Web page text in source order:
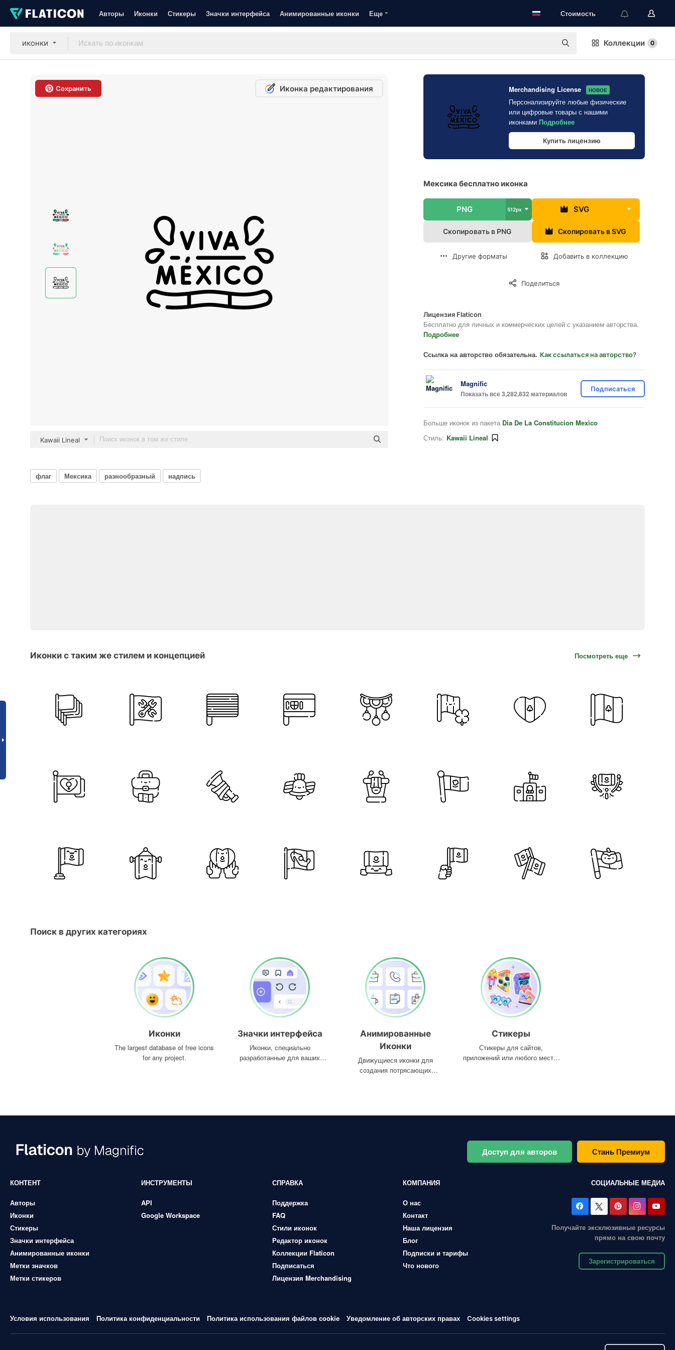
Авторы Иконки Стикеры Значки интерфейса Анимированные иконки Еще Стоимость
иконки Коллекции 0
Сохранить Иконка редактирования
Kawaii Lineal
Merchandising License НОВОЕ
Персонализируйте любые физические
или цифровые товары с нашими
иконками Подробнее
Купить лицензию
Мексика бесплатно иконка
PNG 512px SVG
Скопировать в PNG Скопировать в SVG
Другие форматы Добавить в коллекцию
Поделиться
Лицензия Flaticon
Бесплатно для личных и коммерческих целей с указанием авторства.
Подробнее
Ссылка на авторство обязательна. Как ссылаться на авторство?
Magnific
Показать все 3,282,832 материалов
Подписаться
Больше иконок из пакета Dia De La Constitucion Mexico
Стиль: Kawaii Lineal
флаг Мексика разнообразный надпись
Иконки с таким же стилем и концепцией Посмотреть еще
Поиск в других категориях
Иконки
The largest database of free icons
for any project.
Значки интерфейса
Иконки, специально
разработанные для ваших
Анимированные
Иконки
Движущиеся иконки для
создания потрясающих
Стикеры
Стикеры для сайтов,
приложений или любого места,
Доступ для авторов Стань Премиум
КОНТЕНТ
Авторы
Иконки
Стикеры
Значки интерфейса
Анимированные иконки
Метки значков
Метки стикеров
ИНСТРУМЕНТЫ
API
Google Workspace
СПРАВКА
Поддержка
FAQ
Стили иконок
Редактор иконок
Коллекции Flaticon
Подписаться
Лицензия Merchandising
КОМПАНИЯ
О нас
Контакт
Наша лицензия
Блог
Подписки и тарифы
Что нового
СОЦИАЛЬНЫЕ МЕДИА
Получайте эксклюзивные ресурсы
прямо на свою почту
Зарегистрироваться
Условия использования Политика конфиденциальности Политика использования файлов cookie Уведомление об авторских правах Cookies settings